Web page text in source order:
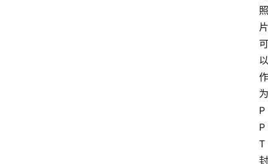
照
片
可
以
作
为
P
P
T
封